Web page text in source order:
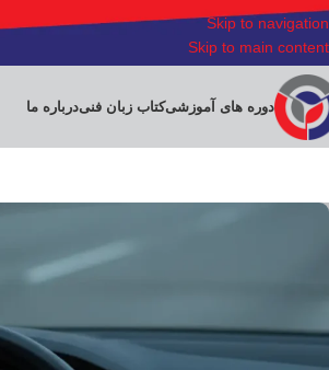
Skip to navigation
Skip to main content
دوره های آموزشیکتاب زبان فنیدرباره ما